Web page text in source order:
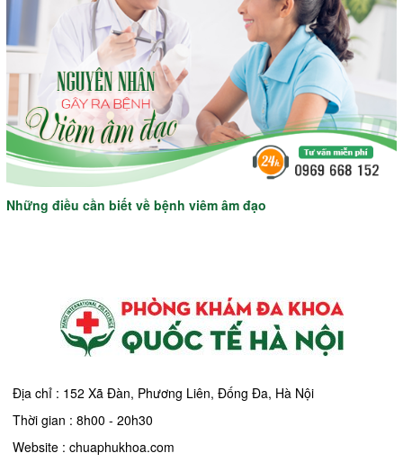
Những điều cần biết về bệnh viêm âm đạo
Địa chỉ : 152 Xã Đàn, Phương Liên, Đống Đa, Hà Nội
Thời gian : 8h00 - 20h30
Website : chuaphukhoa.com